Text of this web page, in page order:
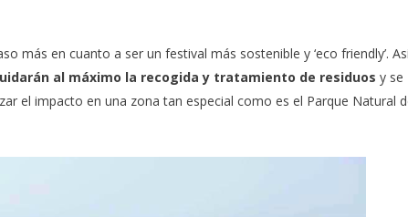
más en cuanto a ser un festival más sostenible y ‘eco friendly’.
al máximo la recogida y tratamiento de residuos y se
el impacto en una zona tan especial como es el Parque Natural